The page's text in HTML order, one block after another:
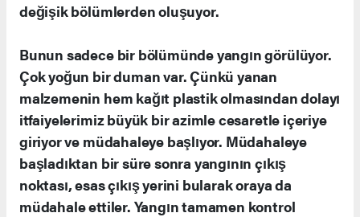
değişik bölümlerden oluşuyor.
Bunun sadece bir bölümünde yangın görülüyor.
Çok yoğun bir duman var. Çünkü yanan
malzemenin hem kağıt plastik olmasından dolayı
itfaiyelerimiz büyük bir azimle cesaretle içeriye
giriyor ve müdahaleye başlıyor. Müdahaleye
başladıktan bir süre sonra yangının çıkış
noktası, esas çıkış yerini bularak oraya da
müdahale ettiler. Yangın tamamen kontrol